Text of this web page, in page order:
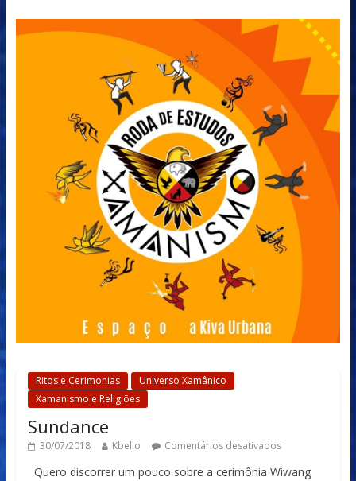
Ritos e Cerimonias
Universo Xamânico
Xamanismo e Religiões
Sundance
30/07/2018 Kbello Comentários desativados
Quero discorrer um pouco sobre a cerimônia Wiwang